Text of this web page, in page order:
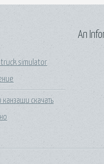
truck simulator
канзаши скачать
An